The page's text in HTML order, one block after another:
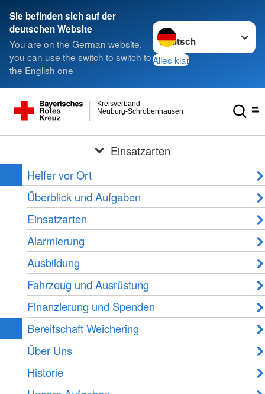
Sie befinden sich auf der
deutschen Website
You are on the German website,
you can use the switch to switch to
the English one
Sprache wechseln zu
Alles klar
Neuburg-Schrobenhausen
Kreisverband
Einsatzarten
Helfer vor Ort
Überblick und Aufgaben
Einsatzarten
Alarmierung
Ausbildung
Fahrzeug und Ausrüstung
Finanzierung und Spenden
Bereitschaft Weichering
Über Uns
Historie